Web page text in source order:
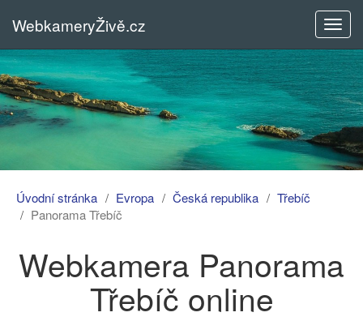
menu
WebkameryŽivě.cz
Úvodní stránka Evropa Česká republika
Třebíč
Panorama Třebíč
Webkamera Panorama
Třebíč online